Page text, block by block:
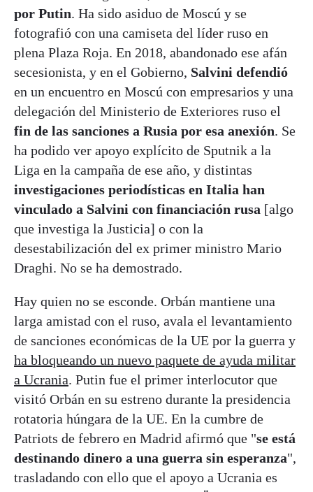
por Putin. Ha sido asiduo de Moscú y se
fotografió con una camiseta del líder ruso en
plena Plaza Roja. En 2018, abandonado ese afán
secesionista, y en el Gobierno, Salvini defendió
en un encuentro en Moscú con empresarios y una
delegación del Ministerio de Exteriores ruso el
fin de las sanciones a Rusia por esa anexión. Se
ha podido ver apoyo explícito de Sputnik a la
Liga en la campaña de ese año, y distintas
investigaciones periodísticas en Italia han
vinculado a Salvini con financiación rusa [algo
que investiga la Justicia] o con la
desestabilización del ex primer ministro Mario
Draghi. No se ha demostrado.
Hay quien no se esconde. Orbán mantiene una
larga amistad con el ruso, avala el levantamiento
de sanciones económicas de la UE por la guerra y
ha bloqueando un nuevo paquete de ayuda militar
a Ucrania. Putin fue el primer interlocutor que
visitó Orbán en su estreno durante la presidencia
rotatoria húngara de la UE. En la cumbre de
Patriots de febrero en Madrid afirmó que "se está
destinando dinero a una guerra sin esperanza",
trasladando con ello que el apoyo a Ucrania es